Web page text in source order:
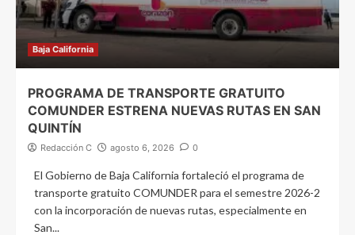
Baja California
PROGRAMA DE TRANSPORTE GRATUITO
COMUNDER ESTRENA NUEVAS RUTAS EN SAN
QUINTÍN
Redacción C agosto 6, 2026 0
El Gobierno de Baja California fortaleció el programa de
transporte gratuito COMUNDER para el semestre 2026-2
con la incorporación de nuevas rutas, especialmente en
San...